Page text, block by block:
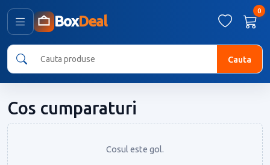
BoxDeal
0
Cauta
Cos cumparaturi
Cosul este gol.